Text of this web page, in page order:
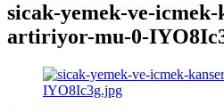
sicak-yemek-ve-
artiriyor-mu-0-